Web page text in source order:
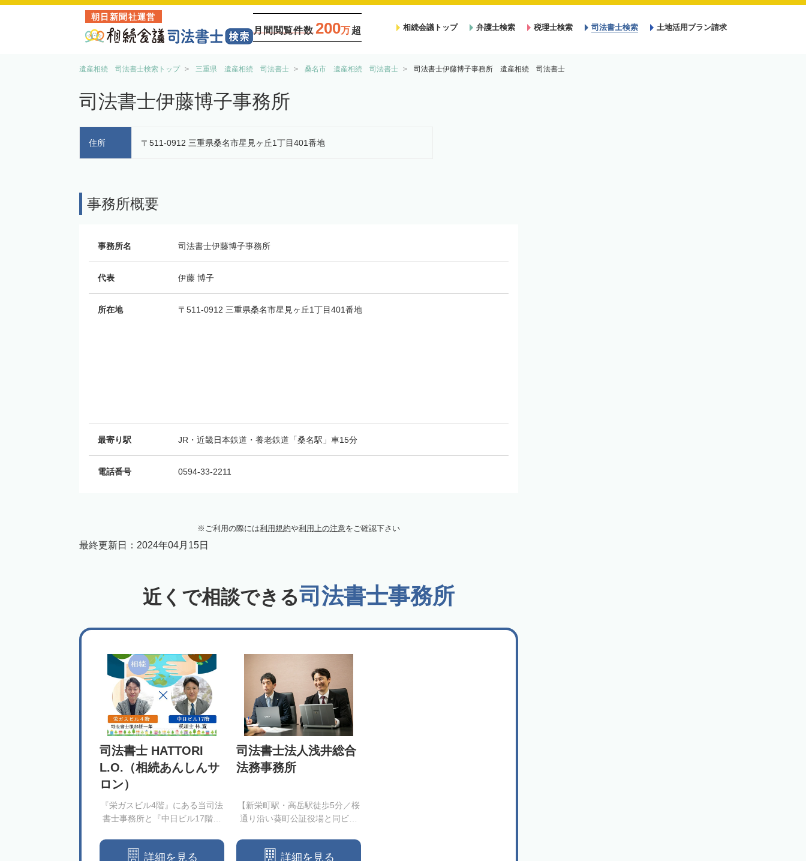
朝日新聞社運営
月間閲覧件数 200万超 相続会議トップ 弁護士検索 税理士検索 司法書士検索 土地活用プラン請求
遺産相続 司法書士検索トップ 三重県 遺産相続 司法書士 桑名市 遺産相続 司法書士 司法書士伊藤博子事務所 遺産相続 司法書士
司法書士伊藤博子事務所
住所 〒511-0912 三重県桑名市星見ヶ丘1丁目401番地
事務所概要
事務所名 司法書士伊藤博子事務所
代表 伊藤 博子
所在地 〒511-0912 三重県桑名市星見ヶ丘1丁目401番地
最寄り駅 JR・近畿日本鉄道・養老鉄道「桑名駅」車15分
電話番号 0594-33-2211
ご利用の際には利用規約や利用上の注意をご確認下さい
最終更新日： 2024年04月15日
近くで相談できる司法書士事務所
司法書士 HATTORI
L.O.（相続あんしんサ
ロン）
『栄ガスビル4階』にある当司法
書士事務所と『中日ビル17階』
料相談・解決をサポートします
詳細を見る
司法書士法人浅井総合
法務事務所
【新栄町駅・高岳駅徒歩5分／桜
通り沿い葵町公証役場と同ビル
法人です
詳細を見る